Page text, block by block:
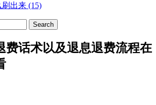
刷出来 (15)
Search
费话术以及退息退费流程在